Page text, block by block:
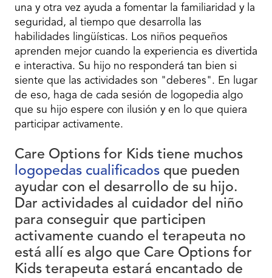
una y otra vez ayuda a fomentar la familiaridad y la
seguridad, al tiempo que desarrolla las
habilidades lingüísticas. Los niños pequeños
aprenden mejor cuando la experiencia es divertida
e interactiva. Su hijo no responderá tan bien si
siente que las actividades son "deberes". En lugar
de eso, haga de cada sesión de logopedia algo
que su hijo espere con ilusión y en lo que quiera
participar activamente.
Care Options for Kids tiene muchos
logopedas cualificados que pueden
ayudar con el desarrollo de su hijo.
Dar actividades al cuidador del niño
para conseguir que participen
activamente cuando el terapeuta no
está allí es algo que Care Options for
Kids terapeuta estará encantado de